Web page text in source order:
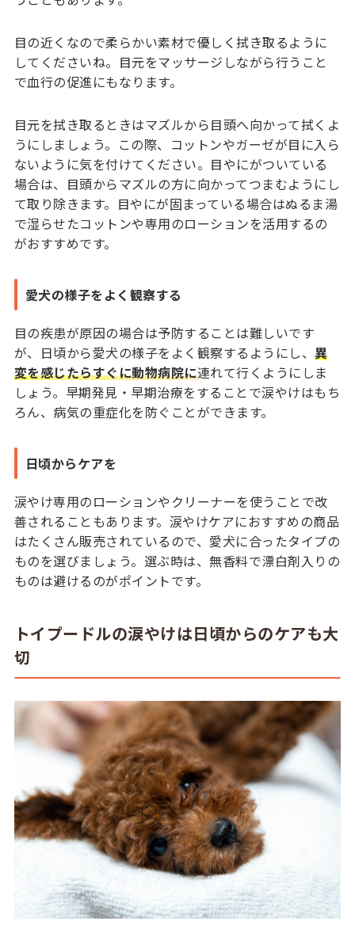
目の近くなので柔らかい素材で優しく拭き取るように
してくださいね。目元をマッサージしながら行うこと
で血行の促進にもなります。
目元を拭き取るときはマズルから目頭へ向かって拭くよ
うにしましょう。この際、コットンやガーゼが目に入ら
ないように気を付けてください。目やにがついている
場合は、目頭からマズルの方に向かってつまむようにし
て取り除きます。目やにが固まっている場合はぬるま湯
で湿らせたコットンや専用のローションを活用するの
がおすすめです。
愛犬の様子をよく観察する
目の疾患が原因の場合は予防することは難しいです
が、日頃から愛犬の様子をよく観察するようにし、異
変を感じたらすぐに動物病院に連れて行くようにしま
しょう。早期発見・早期治療をすることで涙やけはもち
ろん、病気の重症化を防ぐことができます。
日頃からケアを
涙やけ専用のローションやクリーナーを使うことで改
善されることもあります。涙やけケアにおすすめの商品
はたくさん販売されているので、愛犬に合ったタイプの
ものを選びましょう。選ぶ時は、無香料で漂白剤入りの
ものは避けるのがポイントです。
トイプードルの涙やけは日頃からのケアも大
切